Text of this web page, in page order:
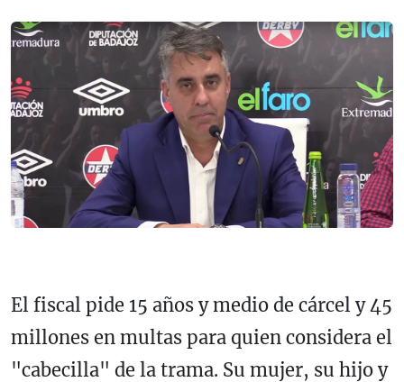
El fiscal pide 15 años y medio de cárcel y 45
millones en multas para quien considera el
"cabecilla" de la trama. Su mujer, su hijo y